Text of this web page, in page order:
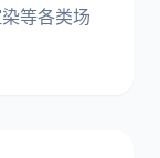
等各类场